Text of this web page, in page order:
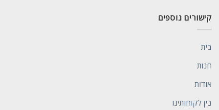
קישורים נוספים
בית
חנות
אודות
בין לקוחותינו